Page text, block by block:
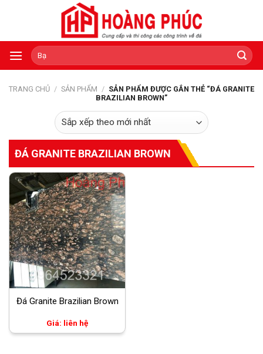
Tìm
kiếm:
TRANG CHỦ / SẢN PHẨM / SẢN PHẨM ĐƯỢC GẮN THẺ “ĐÁ GRANITE
BRAZILIAN BROWN”
ĐÁ GRANITE BRAZILIAN BROWN
Đá Granite Brazilian Brown
Giá: liên hệ